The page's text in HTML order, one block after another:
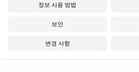
정보 사용 방법
보안
변경 사항